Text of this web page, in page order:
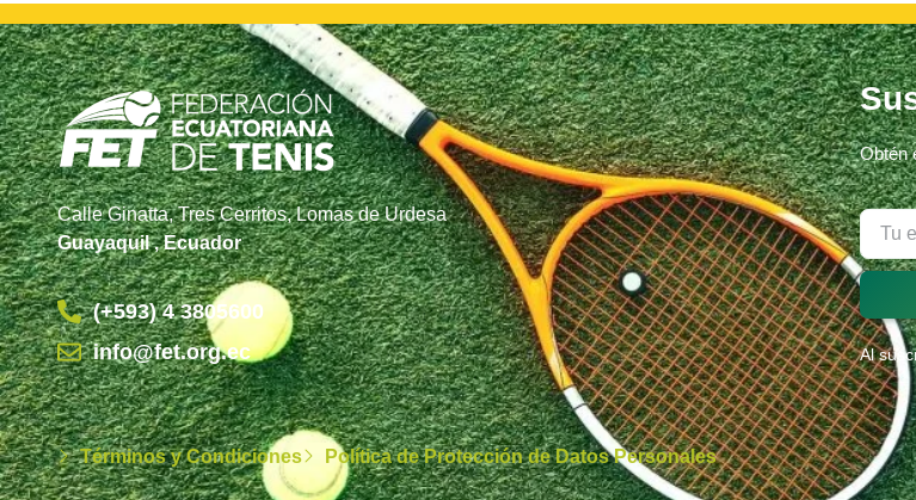
Calle Ginatta, Tres Cerritos, Lomas de Urdesa
Guayaquil , Ecuador
(+593) 4 3805600
info@fet.org.ec
Obtén
Al
Términos y Condiciones Política de Protección de Datos Personales